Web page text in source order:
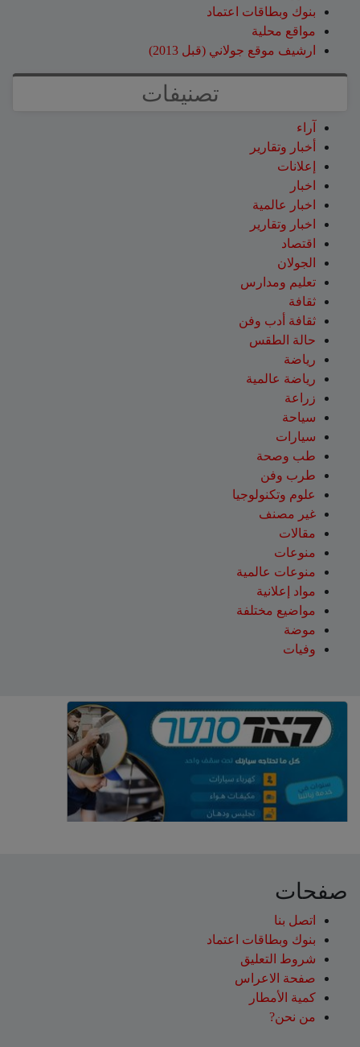
بنوك وبطاقات اعتماد
مواقع محلية
ارشيف موقع جولاني (قبل 2013)
تصنيفات
آراء
أخبار وتقارير
إعلانات
اخبار
اخبار عالمية
اخبار وتقارير
اقتصاد
الجولان
تعليم ومدارس
ثقافة
ثقافة أدب وفن
حالة الطقس
رياضة
رياضة عالمية
زراعة
سياحة
سيارات
طب وصحة
طرب وفن
علوم وتكنولوجيا
غير مصنف
مقالات
منوعات
منوعات عالمية
مواد إعلانية
مواضيع مختلفة
موضة
وفيات
صفحات
اتصل بنا
بنوك وبطاقات اعتماد
شروط التعليق‎
صفحة الاعراس
كمية الأمطار
من نحن?